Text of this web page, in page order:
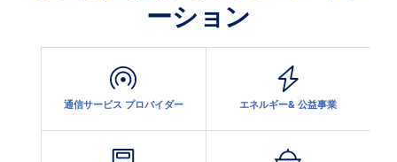
ーション
通信サービス プロバイダー エネルギー& 公益事業